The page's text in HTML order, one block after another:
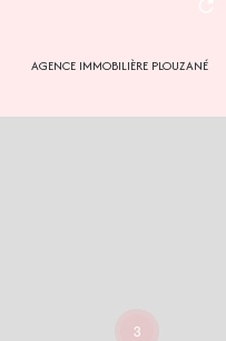
AGENCE IMMOBILIÈRE PLOUZANÉ
3